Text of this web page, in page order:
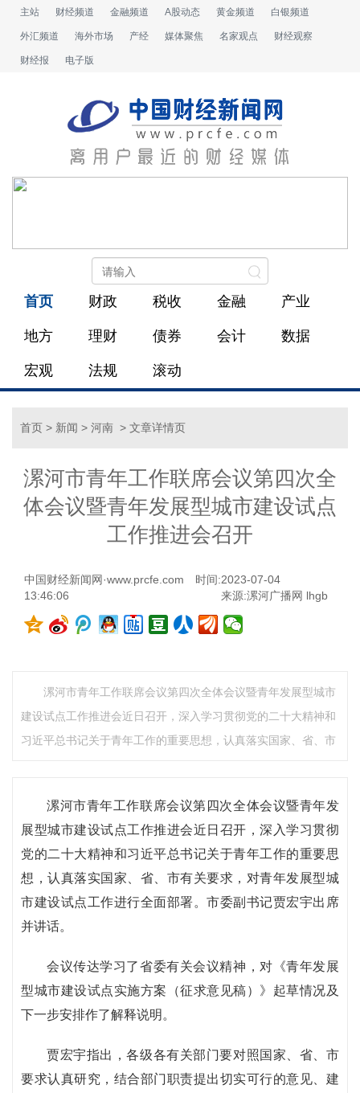
主站 财经频道 金融频道 A股动态 黄金频道 白银频道
外汇频道 海外市场 产经 媒体聚焦 名家观点 财经观察
财经报 电子版
首页 财政 税收 金融 产业
地方 理财 债券 会计 数据
宏观 法规 滚动
首页 > 新闻 > 河南 > 文章详情页
漯河市青年工作联席会议第四次全
体会议暨青年发展型城市建设试点
工作推进会召开
中国财经新闻网·www.prcfe.com
时间:2023-07-04
13:46:06
来源:漯河广播网 lhgb
漯河市青年工作联席会议第四次全体会议暨青年发展型城市
建设试点工作推进会近日召开，深入学习贯彻党的二十大精神和
习近平总书记关于青年工作的重要思想，认真落实国家、省、市
漯河市青年工作联席会议第四次全体会议暨青年发
展型城市建设试点工作推进会近日召开，深入学习贯彻
党的二十大精神和习近平总书记关于青年工作的重要思
想，认真落实国家、省、市有关要求，对青年发展型城
市建设试点工作进行全面部署。市委副书记贾宏宇出席
并讲话。
会议传达学习了省委有关会议精神，对《青年发展
型城市建设试点实施方案（征求意见稿）》起草情况及
下一步安排作了解释说明。
贾宏宇指出，各级各有关部门要对照国家、省、市
要求认真研究，结合部门职责提出切实可行的意见、建